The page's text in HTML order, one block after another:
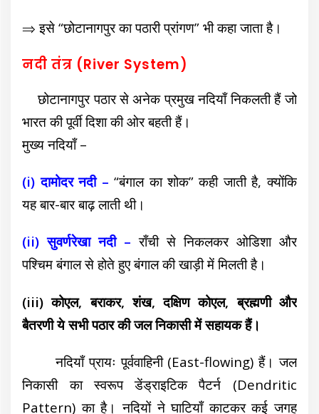
⇒ इसे “छोटानागपुर का पठारी प्रांगण” भी कहा जाता है।
नदी तंत्र (River System)
छोटानागपुर पठार से अनेक प्रमुख नदियाँ निकलती हैं जो
भारत की पूर्वी दिशा की ओर बहती हैं।
मुख्य नदियाँ –
(i) दामोदर नदी – “बंगाल का शोक” कही जाती है, क्योंकि
यह बार-बार बाढ़ लाती थी।
(ii) सुवर्णरेखा नदी – राँची से निकलकर ओडिशा और
पश्चिम बंगाल से होते हुए बंगाल की खाड़ी में मिलती है।
(iii) कोएल, बराकर, शंख, दक्षिण कोएल, ब्रह्मणी और
बैतरणी ये सभी पठार की जल निकासी में सहायक हैं।
नदियाँ प्रायः पूर्ववाहिनी (East-flowing) हैं। जल
निकासी का स्वरूप डेंड्राइटिक पैटर्न (Dendritic
Pattern) का है। नदियों ने घाटियाँ काटकर कई जगह